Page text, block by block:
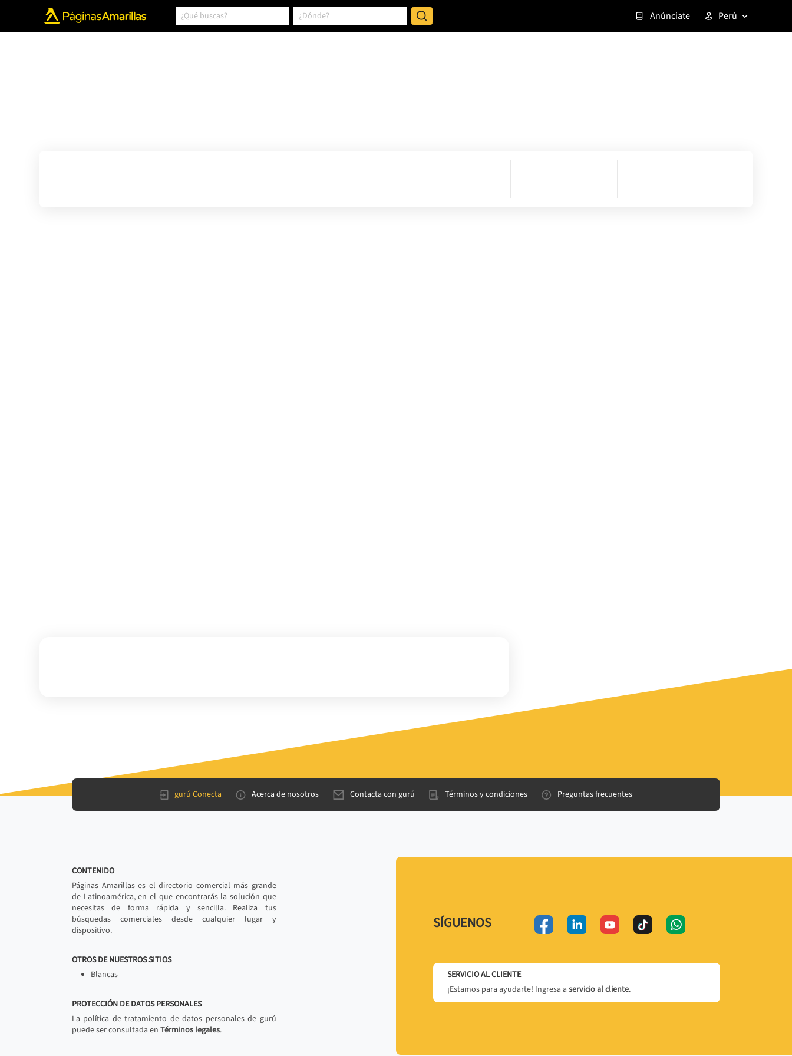
Anúnciate Perú
gurú Conecta Acerca de nosotros Contacta con gurú Términos y condiciones Preguntas frecuentes
CONTENIDO
Páginas Amarillas es el directorio comercial más grande
de Latinoamérica, en el que encontrarás la solución que
necesitas de forma rápida y sencilla. Realiza tus
búsquedas comerciales desde cualquier lugar y
dispositivo.
OTROS DE NUESTROS SITIOS
Blancas
PROTECCIÓN DE DATOS PERSONALES
La política de tratamiento de datos personales de gurú
puede ser consultada en Términos legales.
SÍGUENOS
SERVICIO AL CLIENTE
¡Estamos para ayudarte! Ingresa a servicio al cliente.